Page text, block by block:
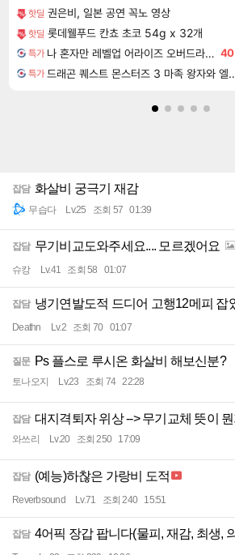
핫딜 권은비, 일본 공연 꼭노 영상
핫딜 롯데웰푸드 칸쵸 초코 54g x 32개
특가 나 혼자만 레벨업 어라이즈 오버드라이브 Solo Leveling Arise
특가 드래곤 퀘스트 몬스터즈 3 마족 왕자와 엘
잡담 화살비 궁극기 재감
무습다 Lv.25 조회 57 01:39
잡담 무기비교도와주세요.... 모르겠어요
슈캉 Lv.41 조회 58 01:07
잡담 냉기연발도적 드디어 고행12메피 잡
Deathn Lv.2 조회 70 01:07
질문 Ps 플스로 루시온 화살비 해보신분?
토나오지 Lv.23 조회 74 22:28
잡담 대지격퇴자 위상 --> 무기교체 뜻이
와쓰리 Lv.20 조회 250 17:09
잡담 (예능)하찮은 가랑비 도적
Reverbsound Lv.71 조회 240 15:51
잡담 4어픽 장갑 팝니다(물피, 재감, 최생,